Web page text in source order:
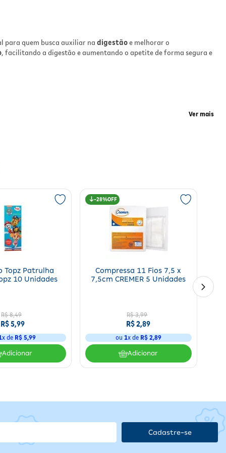
para quem busca auxiliar na digestãoe melhorar o
, facilitando a digestão e aumentando o apetite de forma segura e
de saúde para garantir segurança e eficácia. Evite a
ou hiposecreção digestiva
Ver mais
Topz Patrulha
10 Unidades
R$ 8,49
R$5,99
x de R$ 5,99
Adicionar
28%
Compressa 11 Fios 7,5 x
7,5cm CREMER 5 Unidades
R$ 3,99
R$2,89
ou 1x de R$ 2,89
Adicionar
Cadastre-se